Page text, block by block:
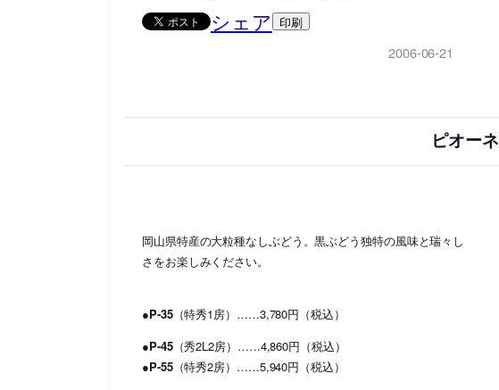
シェア 印刷
2006-06-21
ピオーネ
岡山県特産の大粒種なしぶどう。黒ぶどう独特の風味と瑞々し
さをお楽しみください。
●P-35（特秀1房）……3,780円（税込）
●P-45（秀2L2房）……4,860円（税込）
●P-55（特秀2房）……5,940円（税込）